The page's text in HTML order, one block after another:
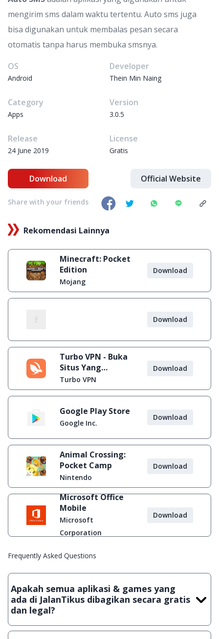
mengirim sms dalam waktu tertentu. Auto sms juga
bisa digunakan untuk membalas pesan secara
otomatis tanpa harus membuka smsnya.
OS
Android
Developer
Thein Min Naing
Category
Apps
Version
3.0.5
Release
24 June 2019
License
Gratis
Download Official Website
Share with your friends
Rekomendasi Lainnya
Minecraft: Pocket
Edition
Mojang
Download
Download
Turbo VPN - Buka
Situs Yang
Diblokir
Turbo VPN
Download
Google Play Store
Google Inc.
Download
Animal Crossing:
Pocket Camp
Nintendo
Download
Microsoft Office
Mobile
Microsoft
Corporation
Download
Frequently Asked Questions
Apakah semua aplikasi & games yang
ada di JalanTikus dibagikan secara gratis
dan legal?
Ya, JalanTikus hanya membagikan aplikasi & games yang